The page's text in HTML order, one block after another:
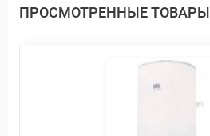
ПРОСМОТРЕННЫЕ ТОВАРЫ